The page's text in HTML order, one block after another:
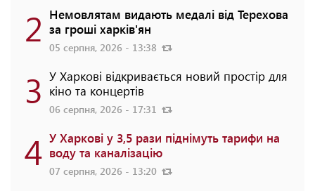
2 Немовлятам видають медалі від Терехова
за гроші харків'ян
05 серпня, 2026 - 13:38
3 У Харкові відкривається новий простір для
кіно та концертів
06 серпня, 2026 - 17:31
4 У Харкові у 3,5 рази піднімуть тарифи на
воду та каналізацію
07 серпня, 2026 - 13:20